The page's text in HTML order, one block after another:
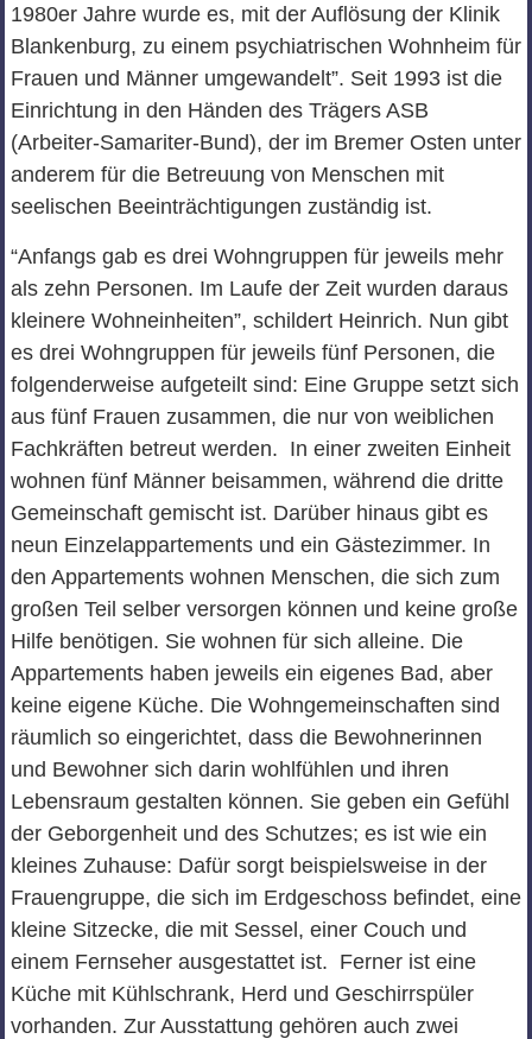
1980er Jahre wurde es, mit der Auflösung der Klinik
Blankenburg, zu einem psychiatrischen Wohnheim für
Frauen und Männer umgewandelt”. Seit 1993 ist die
Einrichtung in den Händen des Trägers ASB
(Arbeiter-Samariter-Bund), der im Bremer Osten unter
anderem für die Betreuung von Menschen mit
seelischen Beeinträchtigungen zuständig ist.
“Anfangs gab es drei Wohngruppen für jeweils mehr
als zehn Personen. Im Laufe der Zeit wurden daraus
kleinere Wohneinheiten”, schildert Heinrich. Nun gibt
es drei Wohngruppen für jeweils fünf Personen, die
folgenderweise aufgeteilt sind: Eine Gruppe setzt sich
aus fünf Frauen zusammen, die nur von weiblichen
Fachkräften betreut werden. In einer zweiten Einheit
wohnen fünf Männer beisammen, während die dritte
Gemeinschaft gemischt ist. Darüber hinaus gibt es
neun Einzelappartements und ein Gästezimmer. In
den Appartements wohnen Menschen, die sich zum
großen Teil selber versorgen können und keine große
Hilfe benötigen. Sie wohnen für sich alleine. Die
Appartements haben jeweils ein eigenes Bad, aber
keine eigene Küche. Die Wohngemeinschaften sind
räumlich so eingerichtet, dass die Bewohnerinnen
und Bewohner sich darin wohlfühlen und ihren
Lebensraum gestalten können. Sie geben ein Gefühl
der Geborgenheit und des Schutzes; es ist wie ein
kleines Zuhause: Dafür sorgt beispielsweise in der
Frauengruppe, die sich im Erdgeschoss befindet, eine
kleine Sitzecke, die mit Sessel, einer Couch und
einem Fernseher ausgestattet ist. Ferner ist eine
Küche mit Kühlschrank, Herd und Geschirrspüler
vorhanden. Zur Ausstattung gehören auch zwei